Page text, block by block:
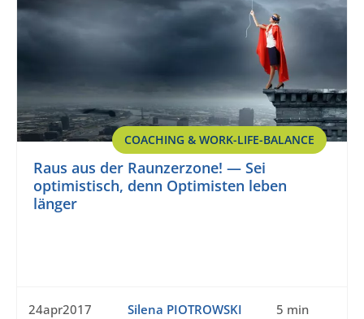
COACHING & WORK-LIFE-BALANCE
Raus aus der Raunzerzone! — Sei
optimistisch, denn Optimisten leben
länger
24apr2017 Silena PIOTROWSKI 5 min